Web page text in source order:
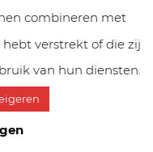
combineren met
verstrekt of die zij
van hun diensten.